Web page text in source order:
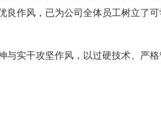
良作风，已为公司全体员工树立了
实干攻坚作风，以过硬技术、严格